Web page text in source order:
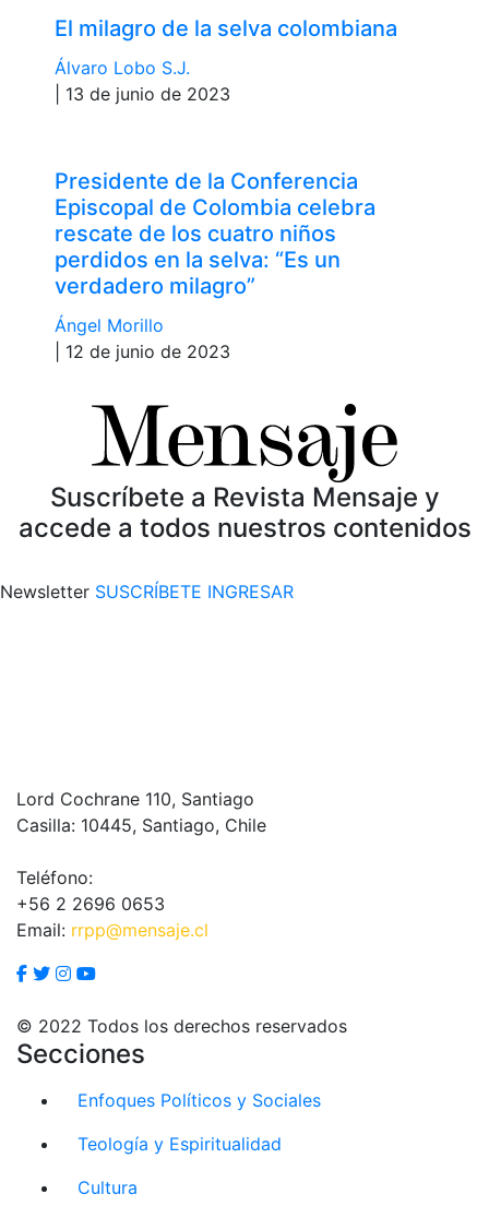
El milagro de la selva colombiana
Álvaro Lobo S.J.
| 13 de junio de 2023
Presidente de la Conferencia
Episcopal de Colombia celebra
rescate de los cuatro niños
perdidos en la selva: “Es un
verdadero milagro”
Ángel Morillo
| 12 de junio de 2023
Suscríbete a Revista Mensaje y
accede a todos nuestros contenidos
Newsletter SUSCRÍBETE INGRESAR
Lord Cochrane 110, Santiago
Casilla: 10445, Santiago, Chile
Teléfono:
+56 2 2696 0653
Email: rrpp@mensaje.cl
© 2022 Todos los derechos reservados
Secciones
Enfoques Políticos y Sociales
Teología y Espiritualidad
Cultura